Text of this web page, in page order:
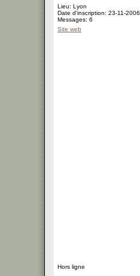
Lieu: Lyon
Date d'inscription: 23-11-2006
Messages: 6
Site web
Hors ligne